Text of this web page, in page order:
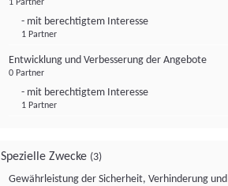
1 Partner
- mit berechtigtem Interesse
1 Partner
Entwicklung und Verbesserung der Angebote
0 Partner
- mit berechtigtem Interesse
1 Partner
Spezielle Zwecke (3)
Gewährleistung der Sicherheit, Verhinderung